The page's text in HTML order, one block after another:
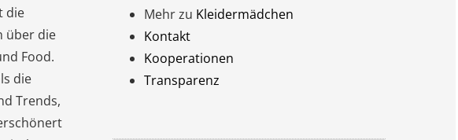
die
über die
Food.
die
Trends,
Mehr zu Kleidermädchen
Kontakt
Kooperationen
Transparenz